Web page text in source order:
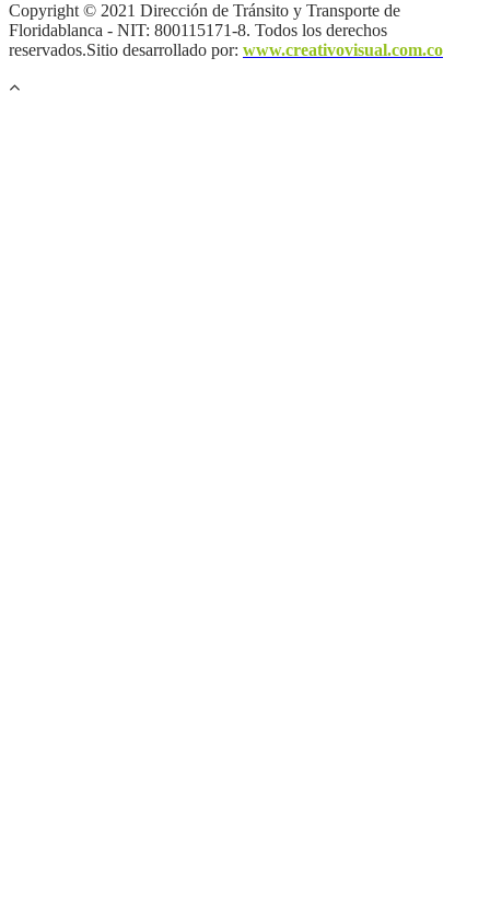
Copyright © 2021 Dirección de Tránsito y Transporte de
Floridablanca - NIT: 800115171-8. Todos los derechos
reservados.Sitio desarrollado por: www.creativovisual.com.co